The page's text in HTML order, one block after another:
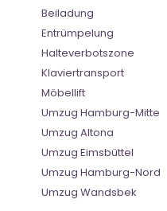
Beiladung
Entrümpelung
Halteverbotszone
Klaviertransport
Möbellift
Umzug Hamburg-Mitte
Umzug Altona
Umzug Eimsbüttel
Umzug Hamburg-Nord
Umzug Wandsbek